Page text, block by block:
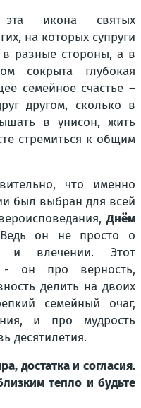
икона святых
на которых супруги
в разные стороны, а в
сокрыта глубокая
семейное счастье –
другом, сколько в
в унисон, жить
стремиться к общим
что именно
был выбран для всей
Днём
он не просто о
и влечении. Этот
- он про верность,
делить на двоих
семейный очаг,
и про мудрость
десятилетия.
достатка и согласия.
тепло и будьте